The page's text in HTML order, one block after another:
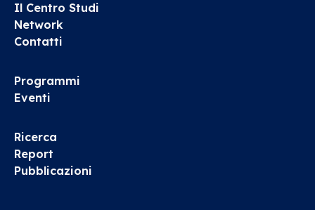
Il Centro Studi
Network
Contatti
Programmi
Eventi
Ricerca
Report
Pubblicazioni